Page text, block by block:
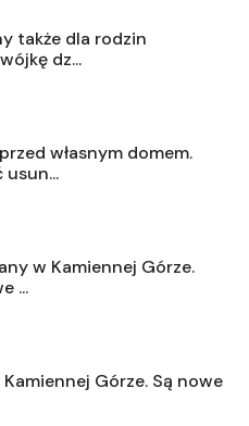
także dla rodzin
dz...
własnym domem.
usun...
w Kamiennej Górze.
...
Górze. Są nowe